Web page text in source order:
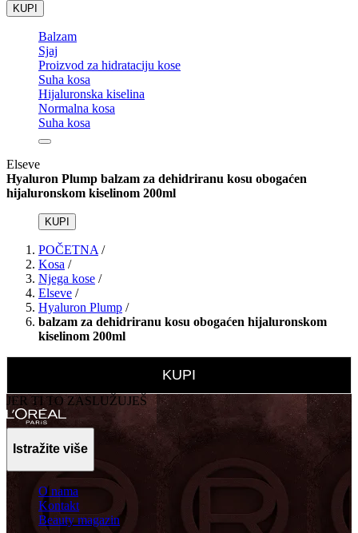
KUPI
Balzam
Sjaj
Proizvod za hidrataciju kose
Suha kosa
Hijaluronska kiselina
Normalna kosa
Suha kosa
Elseve
Hyaluron Plump balzam za dehidriranu kosu obogaćen
hijaluronskom kiselinom 200ml
KUPI
POČETNA /
Kosa /
Njega kose /
Elseve /
Hyaluron Plump /
balzam za dehidriranu kosu obogaćen hijaluronskom
kiselinom 200ml
KUPI
JER TI TO ZASLUŽUJEŠ
Istražite više
O nama
Kontakt
Beauty magazin